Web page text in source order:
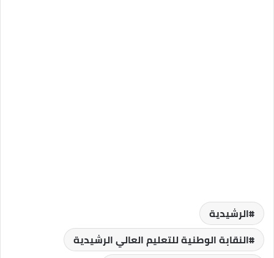
الرشيدية
النقابة الوطنية للتعليم العالي الرشيدية